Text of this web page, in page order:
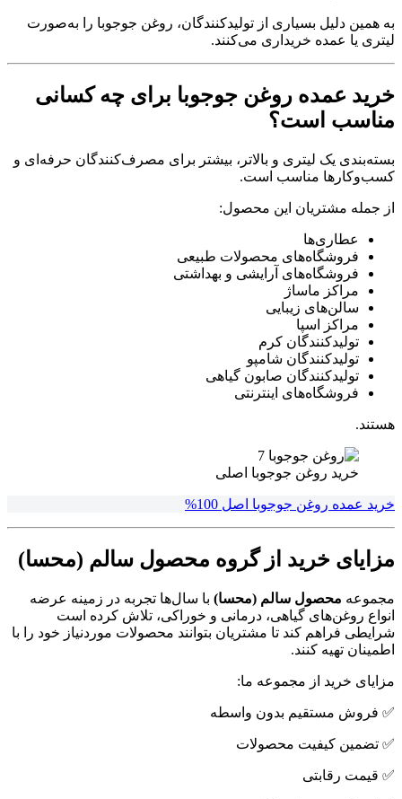
به همین دلیل بسیاری از تولیدکنندگان، روغن جوجوبا را به‌صورت
لیتری یا عمده خریداری می‌کنند.
خرید عمده روغن جوجوبا برای چه کسانی
مناسب است؟
بسته‌بندی یک لیتری و بالاتر، بیشتر برای مصرف‌کنندگان حرفه‌ای و
کسب‌وکارها مناسب است.
از جمله مشتریان این محصول:
عطاری‌ها
فروشگاه‌های محصولات طبیعی
فروشگاه‌های آرایشی و بهداشتی
مراکز ماساژ
سالن‌های زیبایی
مراکز اسپا
تولیدکنندگان کرم
تولیدکنندگان شامپو
تولیدکنندگان صابون گیاهی
فروشگاه‌های اینترنتی
هستند.
خرید روغن جوجوبا اصلی
خرید عمده روغن جوجوبا اصل 100%
مزایای خرید از گروه محصول سالم (محسا)
مجموعه محصول سالم (محسا) با سال‌ها تجربه در زمینه عرضه
انواع روغن‌های گیاهی، درمانی و خوراکی، تلاش کرده است
شرایطی فراهم کند تا مشتریان بتوانند محصولات موردنیاز خود را با
اطمینان تهیه کنند.
مزایای خرید از مجموعه ما:
✅ فروش مستقیم بدون واسطه
✅ تضمین کیفیت محصولات
✅ قیمت رقابتی